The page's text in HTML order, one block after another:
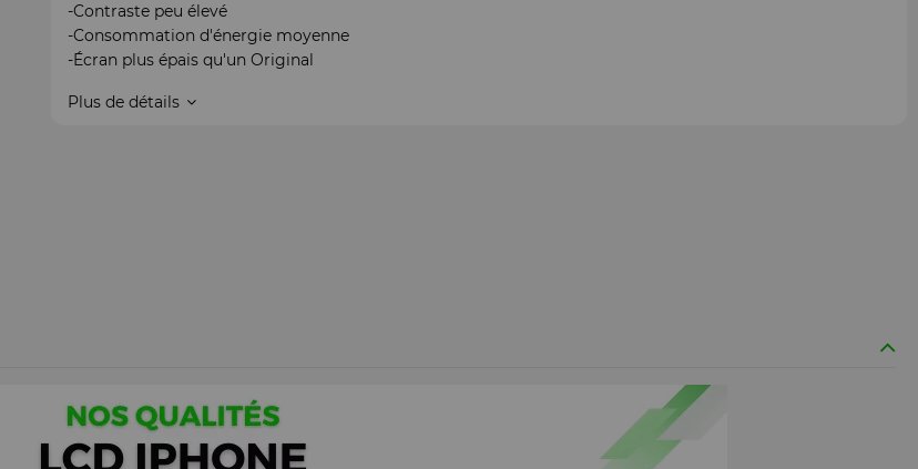
-Contraste peu élevé
-Consommation d'énergie moyenne
-Écran plus épais qu'un Original
Plus de détails